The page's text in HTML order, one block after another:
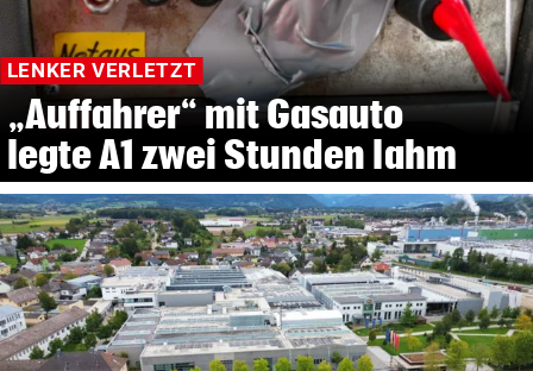
LENKER VERLETZT
„Auffahrer“ mit Gasauto
legte A1 zwei Stunden lahm